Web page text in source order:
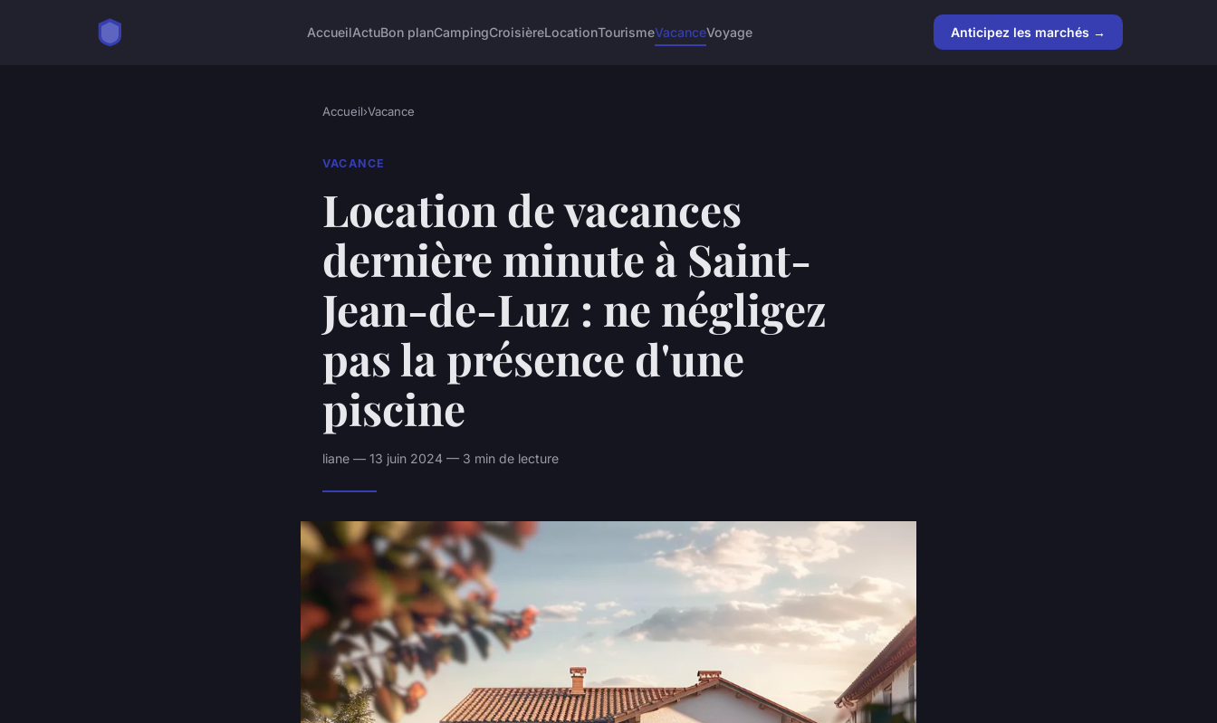
AccueilActuBon planCampingCroisièreLocationTourismeVacanceVoyage Anticipez les marchés →
Accueil›Vacance
VACANCE
Location de vacances
dernière minute à Saint-
Jean-de-Luz : ne négligez
pas la présence d'une
piscine
liane — 13 juin 2024 — 3 min de lecture